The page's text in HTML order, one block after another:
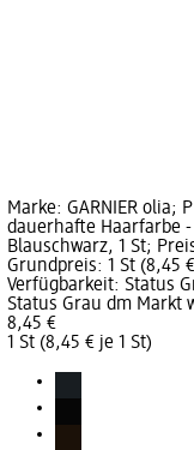
Marke: GARNIER olia;
dauerhafte Haarfarbe -
Blauschwarz, 1 St;
Grundpreis: 1 St (8,45
Verfügbarkeit: Status
Status Grau dm Markt
8,45 €
1 St (8,45 € je 1 St)